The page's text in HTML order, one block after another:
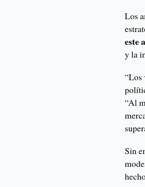
Los
este
y la
“Los
“Al
Sin